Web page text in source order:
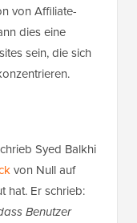
von Affiliate-
dies eine
sein, die sich
Syed Balkhi
von Null auf
hat. Er schrieb:
Benutzer